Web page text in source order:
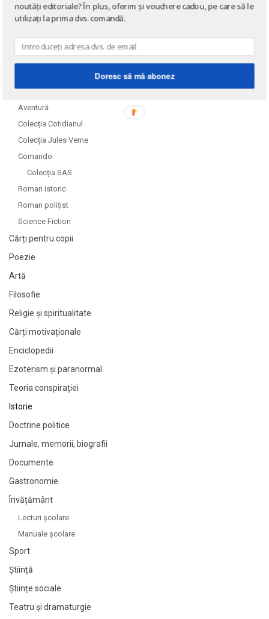
Literatură
Autori români
Aventură
Colecția Cotidianul
Colecția Jules Verne
Comando
Colecția SAS
Roman istoric
Roman polițist
Science Fiction
Cărți pentru copii
Poezie
Artă
Filosofie
Religie și spiritualitate
Cărți motivaționale
Enciclopedii
Ezoterism și paranormal
Teoria conspirației
Istorie
Doctrine politice
Jurnale, memorii, biografii
Documente
Gastronomie
Învățământ
Lecturi şcolare
Manuale şcolare
Sport
Știință
Științe sociale
Teatru și dramaturgie
noutăți editoriale? În plus, oferim și vouchere cadou, pe care să le
utilizați la prima dvs. comandă.
Doresc să mă abonez